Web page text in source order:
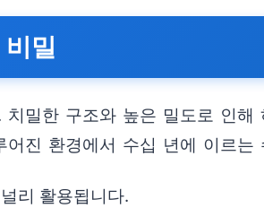
밀
밀한 구조와 높은 밀도로 인
진 환경에서 수십 년에 이르는
리 활용됩니다.